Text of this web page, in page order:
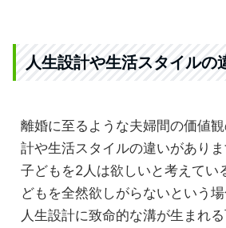
人生設計や生活スタイルの
離婚に至るような夫婦間の価値
計や生活スタイルの違いがあり
子どもを2人は欲しいと考えてい
どもを全然欲しがらないという
人生設計に致命的な溝が生まれ